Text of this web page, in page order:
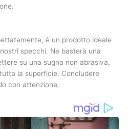
è un prodotto ideale
specchi. Ne basterà una
su una sugna non abrasiva,
la superficie. Concludere
con attenzione.